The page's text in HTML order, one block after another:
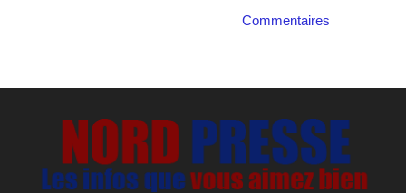
Commentaires